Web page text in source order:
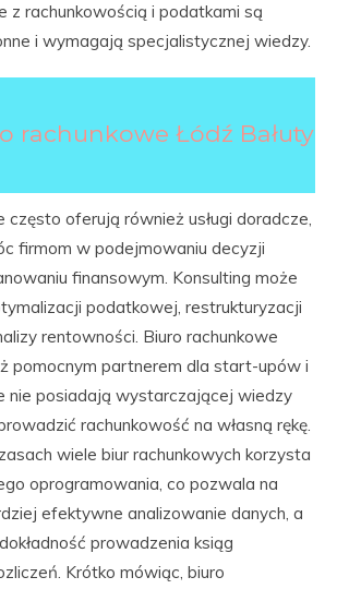
z rachunkowością i podatkami są
i wymagają specjalistycznej wiedzy.
rachunkowe Łódź Bałuty
często oferują również usługi doradcze,
firmom w podejmowaniu decyzji
finansowym. Konsulting może
podatkowej, restrukturyzacji
rentowności. Biuro rachunkowe
pomocnym partnerem dla start-upów i
nie posiadają wystarczającej wiedzy
rachunkowość na własną rękę.
wiele biur rachunkowych korzysta
oprogramowania, co pozwala na
efektywne analizowanie danych, a
prowadzenia ksiąg
Krótko mówiąc, biuro